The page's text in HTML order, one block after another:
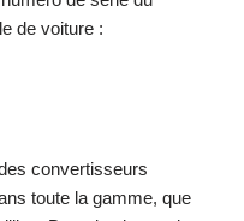
de voiture :
convertisseurs
toute la gamme, que